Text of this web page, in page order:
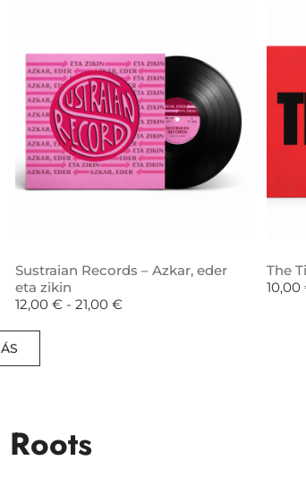
Sustraian Records – Azkar, eder
eta zikin
12,00 € - 21,00 €
The
10,00